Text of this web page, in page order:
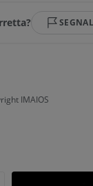
IMAIOS